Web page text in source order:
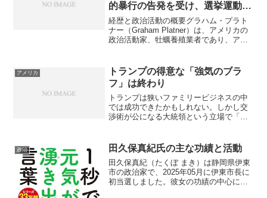
的暴行の告発を受け、選挙運動停
止
経歴と政治活動の概要グラハム・プラト
ナー（Graham Platner）は、アメリカの
政治活動家、牡蠣養殖業者であり、アメ
現職の共和党スーザン・コリンズ議員に
挑戦...
アメリカ
トランプの得意な「強気のブラ
フ」は終わり
トランプは狭いファミリービジネスの中
では成功できたかもしれない。しかし交
渉術が公になる大統領という立場で「ハ
から見放され、報復される可能性すらあ
るトランプの得意な「強...
政治 田久保真紀氏の主な功績と活動
田久保真紀（たくぼ まき）は静岡県伊東
市の政治家で、2025年05月に伊東市長に
初当選しました。彼女の功績の中心に